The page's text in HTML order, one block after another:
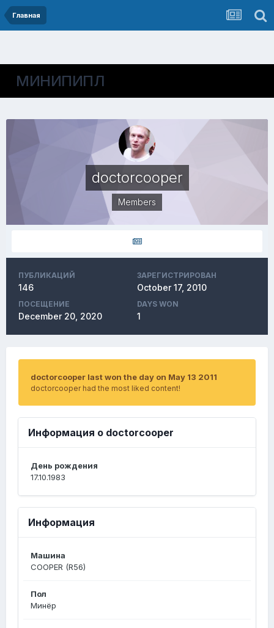
Главная
МИНИПИПЛ
doctorcooper
Members
ПУБЛИКАЦИЙ
146
ЗАРЕГИСТРИРОВАН
October 17, 2010
ПОСЕЩЕНИЕ
December 20, 2020
DAYS WON
1
doctorcooper last won the day on May 13 2011
doctorcooper had the most liked content!
Информация о doctorcooper
День рождения
17.10.1983
Информация
Машина
COOPER (R56)
Пол
Минёр